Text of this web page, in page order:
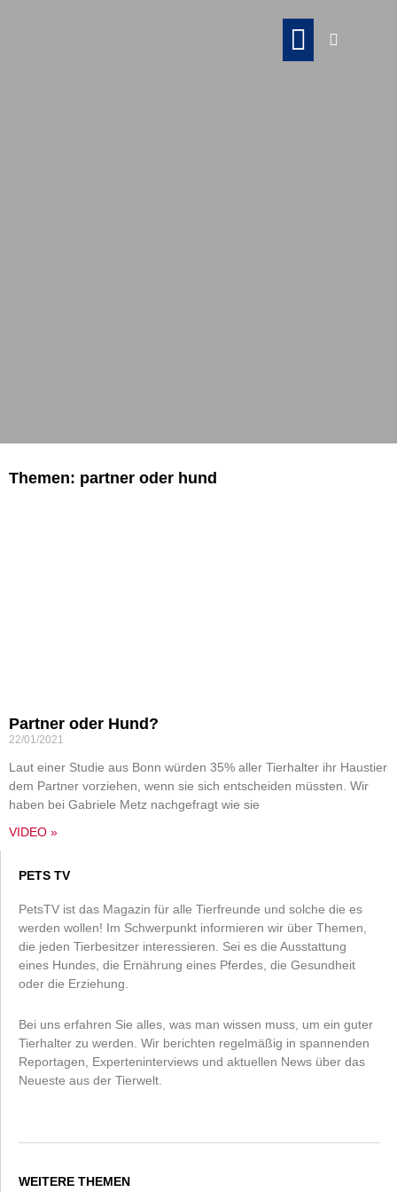
Themen: partner oder hund
Partner oder Hund?
22/01/2021
Laut einer Studie aus Bonn würden 35% aller Tierhalter ihr Haustier
dem Partner vorziehen, wenn sie sich entscheiden müssten. Wir
haben bei Gabriele Metz nachgefragt wie sie
VIDEO »
PETS TV
PetsTV ist das Magazin für alle Tierfreunde und solche die es
werden wollen! Im Schwerpunkt informieren wir über Themen,
die jeden Tierbesitzer interessieren. Sei es die Ausstattung
eines Hundes, die Ernährung eines Pferdes, die Gesundheit
oder die Erziehung.
Bei uns erfahren Sie alles, was man wissen muss, um ein guter
Tierhalter zu werden. Wir berichten regelmäßig in spannenden
Reportagen, Experteninterviews und aktuellen News über das
Neueste aus der Tierwelt.
WEITERE THEMEN